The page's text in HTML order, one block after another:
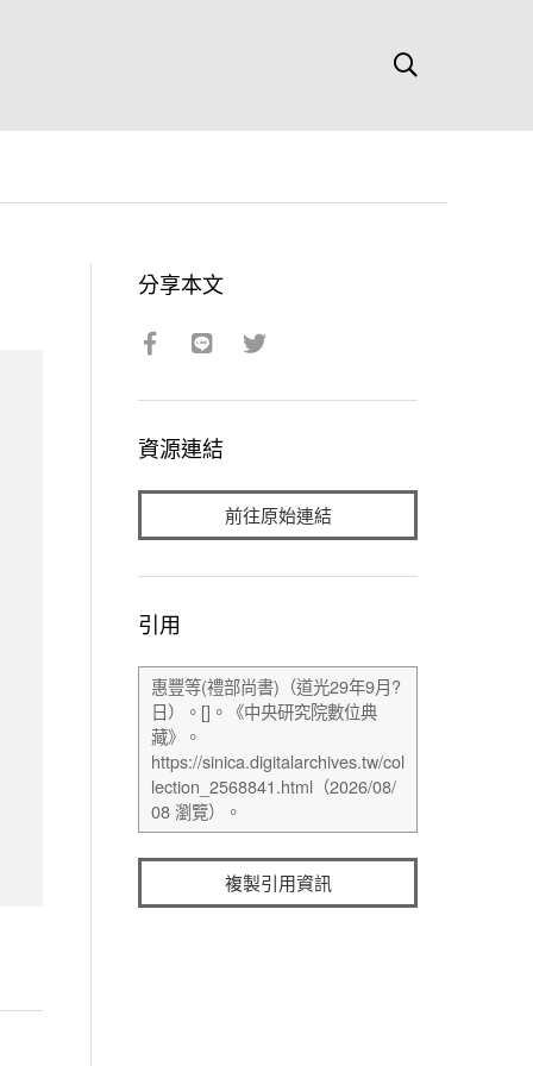
分享本文
資源連結
前往原始連結
引用
複製引用資訊